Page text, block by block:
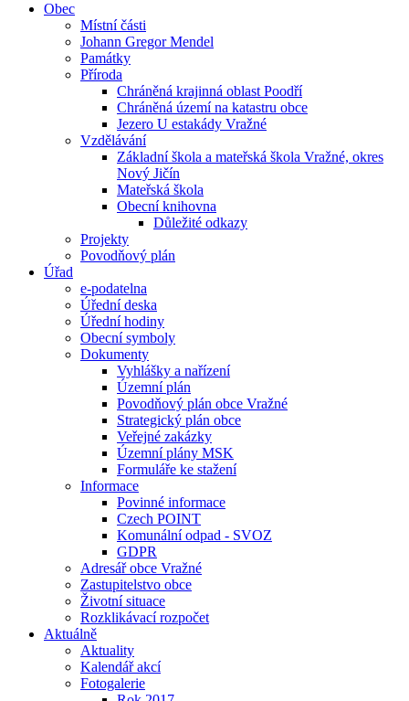
Obec
Místní části
Johann Gregor Mendel
Památky
Příroda
Chráněná krajinná oblast Poodří
Chráněná území na katastru obce
Jezero U estakády Vražné
Vzdělávání
Základní škola a mateřská škola Vražné, okres
Nový Jičín
Mateřská škola
Obecní knihovna
Důležité odkazy
Projekty
Povodňový plán
Úřad
e-podatelna
Úřední deska
Úřední hodiny
Obecní symboly
Dokumenty
Vyhlášky a nařízení
Územní plán
Povodňový plán obce Vražné
Strategický plán obce
Veřejné zakázky
Územní plány MSK
Formuláře ke stažení
Informace
Povinné informace
Czech POINT
Komunální odpad - SVOZ
GDPR
Adresář obce Vražné
Zastupitelstvo obce
Životní situace
Rozklikávací rozpočet
Aktuálně
Aktuality
Kalendář akcí
Fotogalerie